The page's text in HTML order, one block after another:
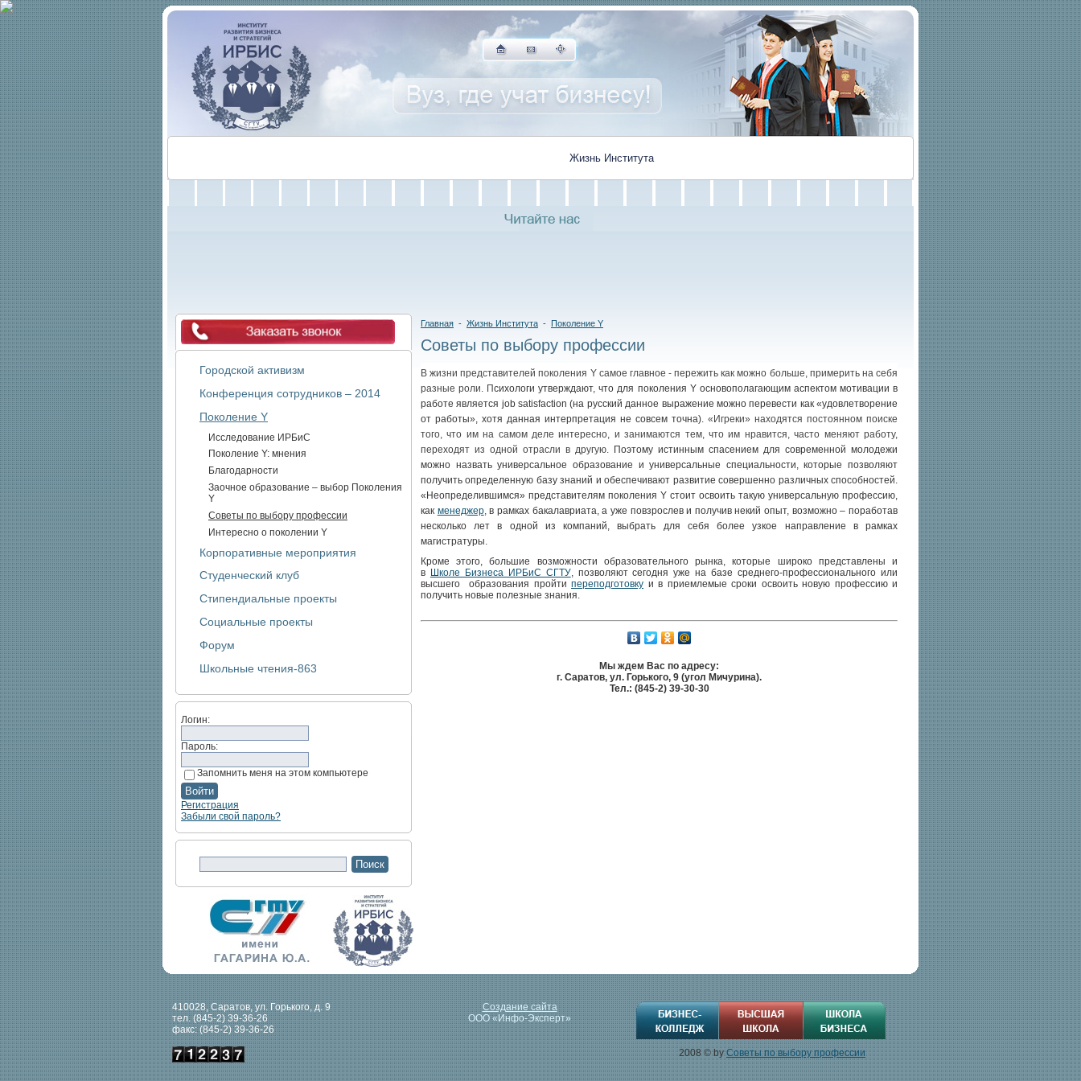
Жизнь Института
Городской активизм
Конференция сотрудников – 2014
Поколение Y
Исследование ИРБиС
Поколение Y: мнения
Благодарности
Заочное образование – выбор Поколения
Y
Советы по выбору профессии
Интересно о поколении Y
Корпоративные мероприятия
Студенческий клуб
Стипендиальные проекты
Социальные проекты
Форум
Школьные чтения-863
Логин:
Пароль:
Запомнить меня на этом компьютере
Регистрация
Забыли свой пароль?
Главная - Жизнь Института - Поколение Y
Советы по выбору профессии
В жизни представителей поколения Y самое главное - пережить как можно больше, примерить на себя
разные роли. Психологи утверждают, что для поколения Y основополагающим аспектом мотивации в
работе является job satisfaction (на русский данное выражение можно перевести как «удовлетворение
от работы», хотя данная интерпретация не совсем точна). «Игреки» находятся постоянном поиске
того, что им на самом деле интересно, и занимаются тем, что им нравится, часто меняют работу,
переходят из одной отрасли в другую. Поэтому истинным спасением для современной молодежи
можно назвать универсальное образование и универсальные специальности, которые позволяют
получить определенную базу знаний и обеспечивают развитие совершенно различных способностей.
«Неопределившимся» представителям поколения Y стоит освоить такую универсальную профессию,
как менеджер, в рамках бакалавриата, а уже повзрослев и получив некий опыт, возможно – поработав
несколько лет в одной из компаний, выбрать для себя более узкое направление в рамках
магистратуры.
Кроме этого, большие возможности образовательного рынка, которые широко представлены и
в Школе Бизнеса ИРБиС СГТУ, позволяют сегодня уже на базе среднего-профессионального или
высшего образования пройти переподготовку и в приемлемые сроки освоить новую профессию и
получить новые полезные знания.
Мы ждем Вас по адресу:
г. Саратов, ул. Горького, 9 (угол Мичурина).
Тел.: (845-2) 39-30-30
410028, Саратов, ул. Горького, д. 9
тел. (845-2) 39-36-26
факс: (845-2) 39-36-26
Создание сайта
ООО «Инфо-Эксперт»
2008 © byСоветы по выбору профессии